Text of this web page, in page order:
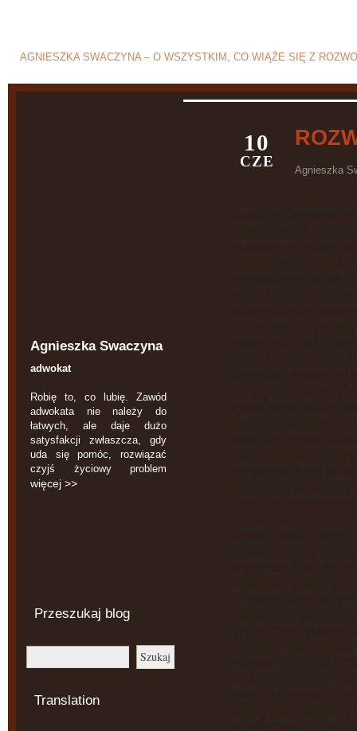
AGNIESZKA SWACZYNA – O WSZYSTKIM, CO WIĄŻE SIĘ Z
10
CZE
Agnieszka
Agnieszka Swaczyna
adwokat
Robię to, co lubię. Zawód
adwokata nie należy do
łatwych, ale daje dużo
satysfakcji zwłaszcza, gdy
uda się pomóc, rozwiązać
czyjś życiowy problem
więcej >>
Przeszukaj blog
Translation